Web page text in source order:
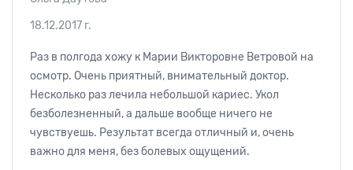
18.12.2017 г.
Раз в полгода хожу к Марии Викторовне Ветровой на
осмотр. Очень приятный, внимательный доктор.
Несколько раз лечила небольшой кариес. Укол
безболезненный, а дальше вообще ничего не
чувствуешь. Результат всегда отличный и, очень
важно для меня, без болевых ощущений.